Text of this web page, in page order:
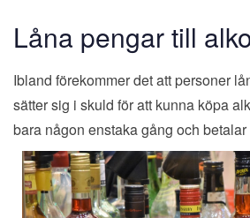
Låna pengar till
Ibland förekommer det att personer
sätter sig i skuld för att kunna köpa
bara någon enstaka gång och